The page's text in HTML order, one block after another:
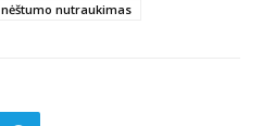
nėštumo nutraukimas